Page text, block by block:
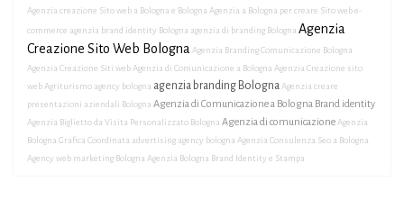
Agenzia creazione Sito web a Bologna e Bologna Agenzia a Bologna per creare Sito web e-
commerce agenzia brand identity Bologna agenzia di branding Bologna Agenzia
Creazione Sito Web Bologna Agenzia Branding Comunicazione Bologna
Agenzia Creazione Siti web Agenzia di Comunicazione a Bologna Agenzia Creazione sito
web Agriturismo agency bologna agenzia branding Bologna Agenzia creare
presentazioni aziendali Bologna Agenzia di Comunicazione a Bologna Brand identity
Agenzia Biglietto da Visita Personalizzato Bologna Agenzia di comunicazione Agenzia
Bologna Grafica Coordinata advertising agency bologna Agenzia Consulenza Seo a Bologna
Agency web marketing Bologna Agenzia Bologna Brand Identity e Stampa